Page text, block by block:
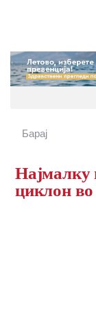
Најмалку
циклон